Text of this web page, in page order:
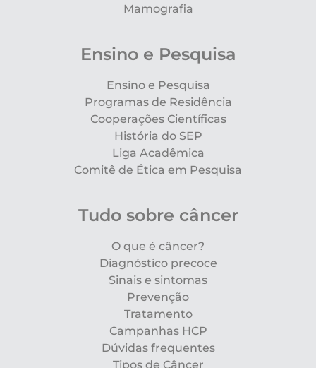
Mamografia
Ensino e Pesquisa
Ensino e Pesquisa
Programas de Residência
Cooperações Científicas
História do SEP
Liga Acadêmica
Comitê de Ética em Pesquisa
Tudo sobre câncer
O que é câncer?
Diagnóstico precoce
Sinais e sintomas
Prevenção
Tratamento
Campanhas HCP
Dúvidas frequentes
Tipos de Câncer